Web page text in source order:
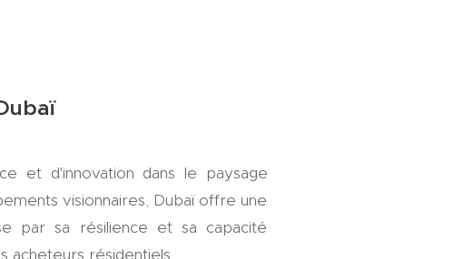
et d'innovation dans le paysage
visionnaires, Dubaï offre une
par sa résilience et sa capacité
acheteurs résidentiels.